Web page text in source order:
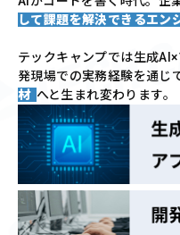
して課題を解決できるエン
テックキャンプでは生成
発現場での実務経験を通じ
材 へと生まれ変わります。